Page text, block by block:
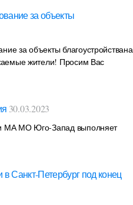
за объекты
за объекты благоустройствана
жители! Просим Вас
30.03.2023
МА МО Юго-Запад выполняет
Санкт-Петербург под конец